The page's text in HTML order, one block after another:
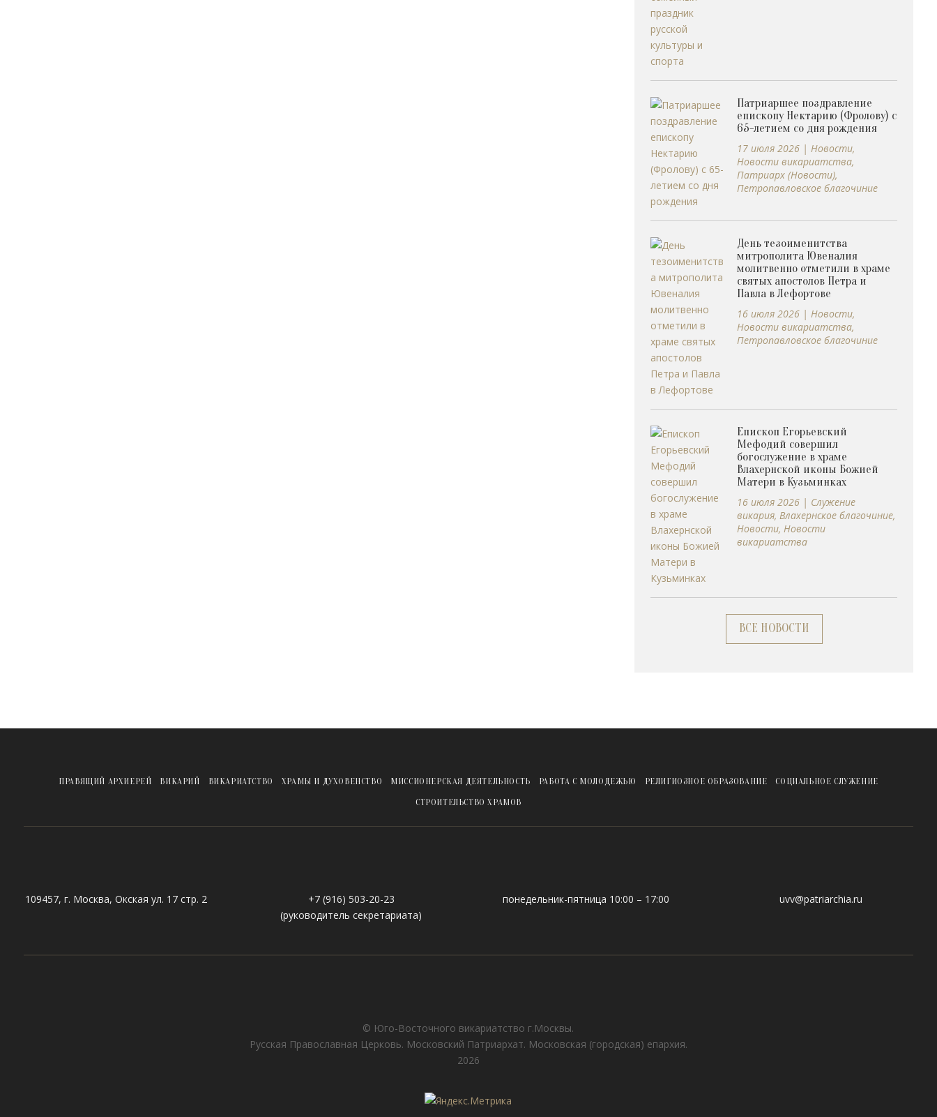
Патриаршее поздравление
епископу Нектарию (Фролову) с
65-летием со дня рождения
17 июля 2026 |Новости,
Новости викариатства,
Патриарх (Новости),
Петропавловское благочиние
День тезоименитства
митрополита Ювеналия
молитвенно отметили в храме
святых апостолов Петра и
Павла в Лефортове
16 июля 2026 |Новости,
Новости викариатства,
Петропавловское благочиние
Епископ Егорьевский
Мефодий совершил
богослужение в храме
Влахернской иконы Божией
Матери в Кузьминках
16 июля 2026 | Cлужение
викария,Влахернское благочиние,
Новости,Новости
викариатства
ВСЕ НОВОСТИ
ПРАВЯЩИЙ АРХИЕРЕЙ ВИКАРИЙ ВИКАРИАТСТВО ХРАМЫ И ДУХОВЕНСТВО МИССИОНЕРСКАЯ ДЕЯТЕЛЬНОСТЬ РАБОТА С МОЛОДЕЖЬЮ РЕЛИГИОЗНОЕ ОБРАЗОВАНИЕ
СОЦИАЛЬНОЕ СЛУЖЕНИЕ
СТРОИТЕЛЬСТВО ХРАМОВ
109457, г. Москва, Окская ул. 17 стр. 2
+7 (916) 503-20-23
(руководитель секретариата)
понедельник-пятница 10:00 – 17:00 uvv@patriarchia.ru
© Юго-Восточного викариатствo г.Москвы.
Русская Православная Церковь. Московский Патриархат. Московская (городская) епархия.
2026